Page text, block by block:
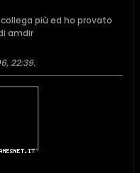
più ed ho provato
amdir
22:39.